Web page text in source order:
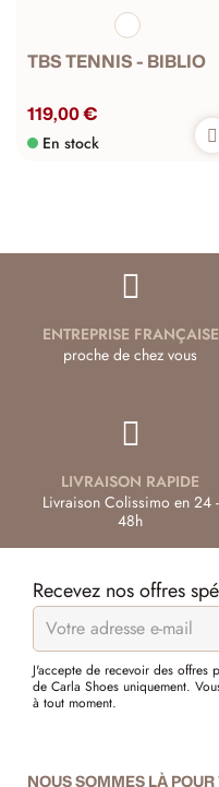
TBS TENNIS - BIBLIO
119,00 €
En stock
ENTREPRISE FRANÇAISE
proche de chez vous
LIVRAISON RAPIDE
Livraison Colissimo en 24 -
48h
Recevez nos offres
J'accepte de recevoir des offres
de Carla Shoes uniquement.
à tout moment.
NOUS SOMMES LÀ